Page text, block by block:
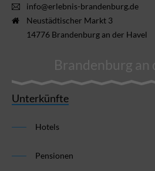
info@erlebnis-brandenburg.de
Neustädtischer Markt 3
14776 Brandenburg an der Havel
Brandenburg an
Unterkünfte
Hotels
Pensionen